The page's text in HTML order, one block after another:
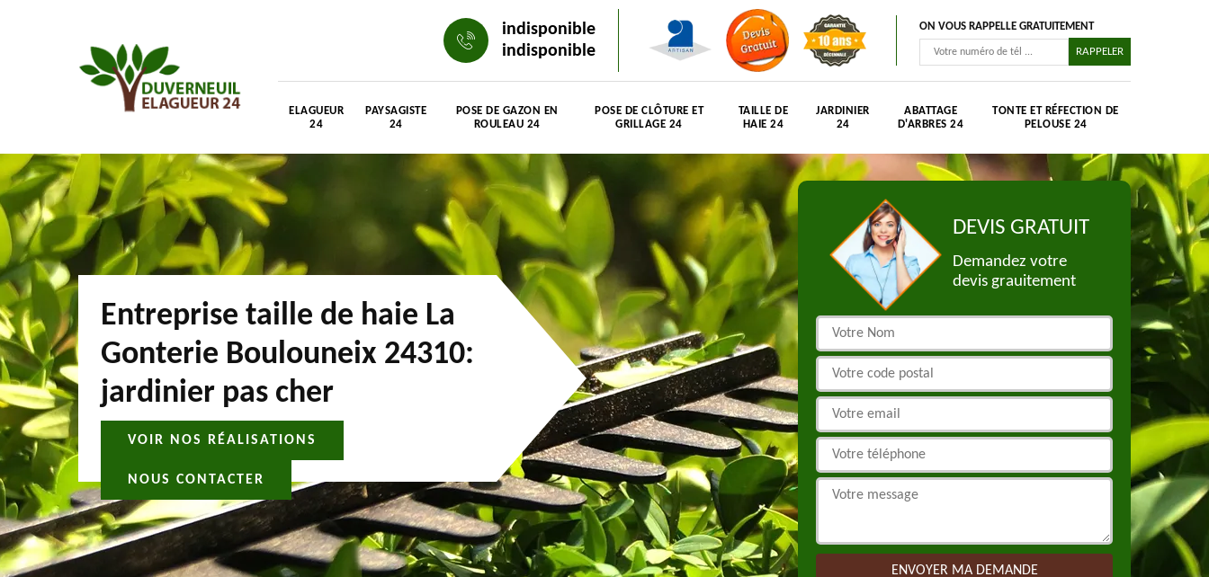
indisponible
indisponible
ON VOUS RAPPELLE GRATUITEMENT
ELAGUEUR
24
PAYSAGISTE
24
POSE DE GAZON EN
ROULEAU 24
POSE DE CLÔTURE ET
GRILLAGE 24
TAILLE DE
HAIE 24
JARDINIER
24
ABATTAGE
D'ARBRES 24
TONTE ET RÉFECTION DE
PELOUSE 24
Entreprise taille de haie La
Gonterie Boulouneix 24310:
jardinier pas cher
VOIR NOS RÉALISATIONS
NOUS CONTACTER
DEVIS GRATUIT
Demandez votre
devis grauitement